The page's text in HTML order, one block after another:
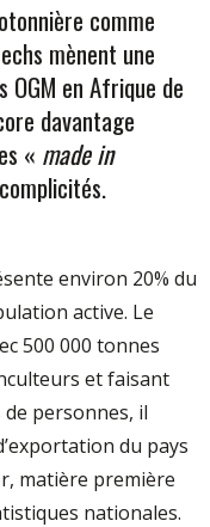
comme
mènent une
OGM en Afrique de
davantage
« made in
environ 20% du
active. Le
500 000 tonnes
et faisant
personnes, il
du pays
matière première
nationales.